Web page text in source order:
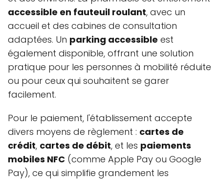
accessible en fauteuil roulant, avec un
accueil et des cabines de consultation
adaptées. Un parking accessible est
également disponible, offrant une solution
pratique pour les personnes à mobilité réduite
ou pour ceux qui souhaitent se garer
facilement.
Pour le paiement, l'établissement accepte
divers moyens de règlement : cartes de
crédit, cartes de débit, et les paiements
mobiles NFC (comme Apple Pay ou Google
Pay), ce qui simplifie grandement les